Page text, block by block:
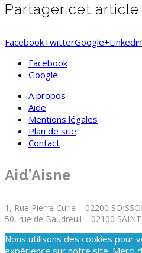
Partager cet article
FacebookTwitterGoogle+Linkedin
Facebook
Google
A propos
Aide
Mentions légales
Plan de site
Contact
Aid’Aisne
1, Rue Pierre Curie – 02200
50, rue de Baudreuil – 02100
Nous utilisons des cookies pour
expérience sur notre site. Merci